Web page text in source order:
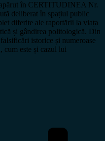
în CERTITUDINEA Nr.
deliberat în spațiul public
diferite ale raportării la viața
și gândirea politologică. Din
istorice și numeroase
cum este și cazul lui